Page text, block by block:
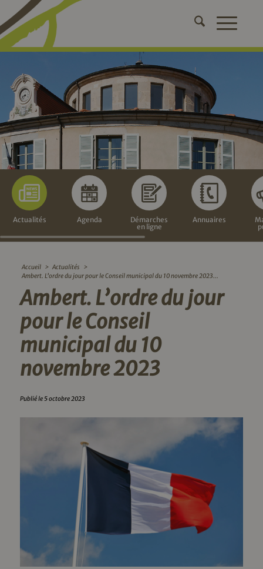
Actualités Agenda
Démarches
en ligne
Annuaires
Accueil > Actualités
>
Ambert. L’ordre du jour pour le Conseil municipal du 10 novembre 2023...
Ambert. L’ordre du jour
pour le Conseil
municipal du 10
novembre 2023
Publié le 5 octobre 2023